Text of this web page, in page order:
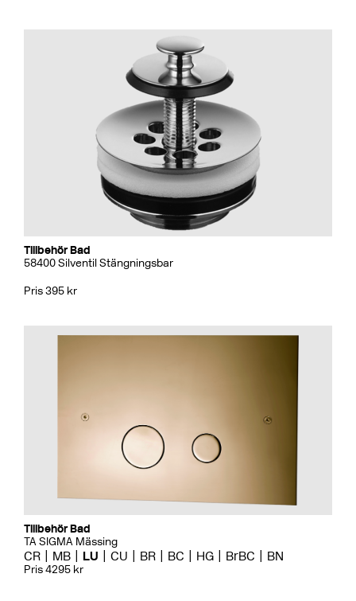
Tillbehör Bad
58400 Silventil Stängningsbar
Pris 395 kr
Tillbehör Bad
TA SIGMA Mässing
CR MB LU CU BR BC HG BrBC BN
Pris 4295 kr